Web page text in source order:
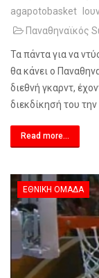
agapotobasket
Παναθηναϊκός
Τα πάντα για να
θα κάνει ο
διεθνή γκαρντ,
διεκδίκησή του
Read more...
ΕΘΝΙΚΉ ΟΜΆΔΑ